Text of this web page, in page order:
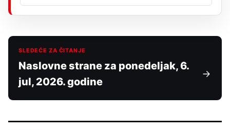
SLEDEĆE ZA ČITANJE
Naslovne strane za ponedeljak, 6.
jul, 2026. godine